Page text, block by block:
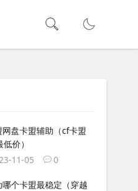
盘卡盟辅助（cf卡盟
价）
11-05
0
个卡盟最稳定（穿越